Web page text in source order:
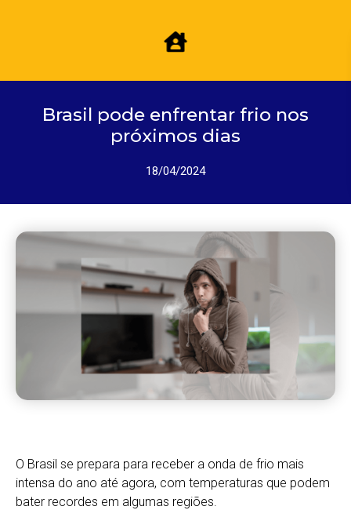
Brasil pode enfrentar frio nos
próximos dias
18/04/2024
O Brasil se prepara para receber a onda de frio mais
intensa do ano até agora, com temperaturas que podem
bater recordes em algumas regiões.